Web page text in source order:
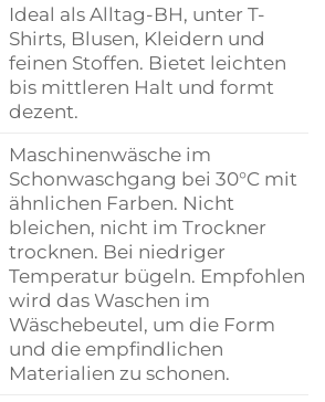
Ideal als Alltag-BH, unter T-
Shirts, Blusen, Kleidern und
feinen Stoffen. Bietet leichten
bis mittleren Halt und formt
dezent.
Maschinenwäsche im
Schonwaschgang bei 30°C mit
ähnlichen Farben. Nicht
bleichen, nicht im Trockner
trocknen. Bei niedriger
Temperatur bügeln. Empfohlen
wird das Waschen im
Wäschebeutel, um die Form
und die empfindlichen
Materialien zu schonen.